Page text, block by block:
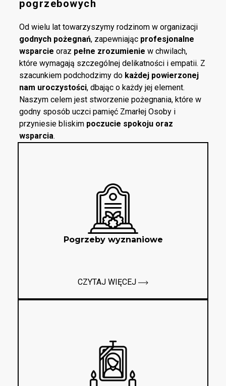
pogrzebowych
Od wielu lat towarzyszymy rodzinom w organizacji
godnych pożegnań, zapewniając profesjonalne
wsparcie oraz pełne zrozumienie w chwilach,
które wymagają szczególnej delikatności i empatii. Z
szacunkiem podchodzimy do każdej powierzonej
nam uroczystości, dbając o każdy jej element.
Naszym celem jest stworzenie pożegnania, które w
godny sposób uczci pamięć Zmarłej Osoby i
przyniesie bliskim poczucie spokoju oraz
wsparcia.
Pogrzeby wyznaniowe
CZYTAJ WIĘCEJ